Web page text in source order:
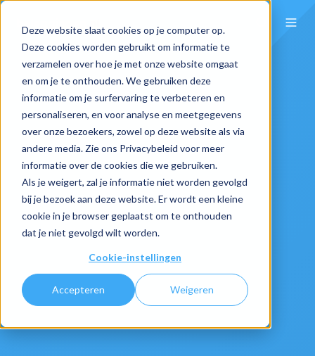
Deze website slaat cookies op je computer op.
Deze cookies worden gebruikt om informatie te
verzamelen over hoe je met onze website omgaat
en om je te onthouden. We gebruiken deze
informatie om je surfervaring te verbeteren en
personaliseren, en voor analyse en meetgegevens
over onze bezoekers, zowel op deze website als via
andere media. Zie ons Privacybeleid voor meer
informatie over de cookies die we gebruiken.
Als je weigert, zal je informatie niet worden gevolgd
bij je bezoek aan deze website. Er wordt een kleine
cookie in je browser geplaatst om te onthouden
dat je niet gevolgd wilt worden.
Cookie-instellingen
Accepteren Weigeren